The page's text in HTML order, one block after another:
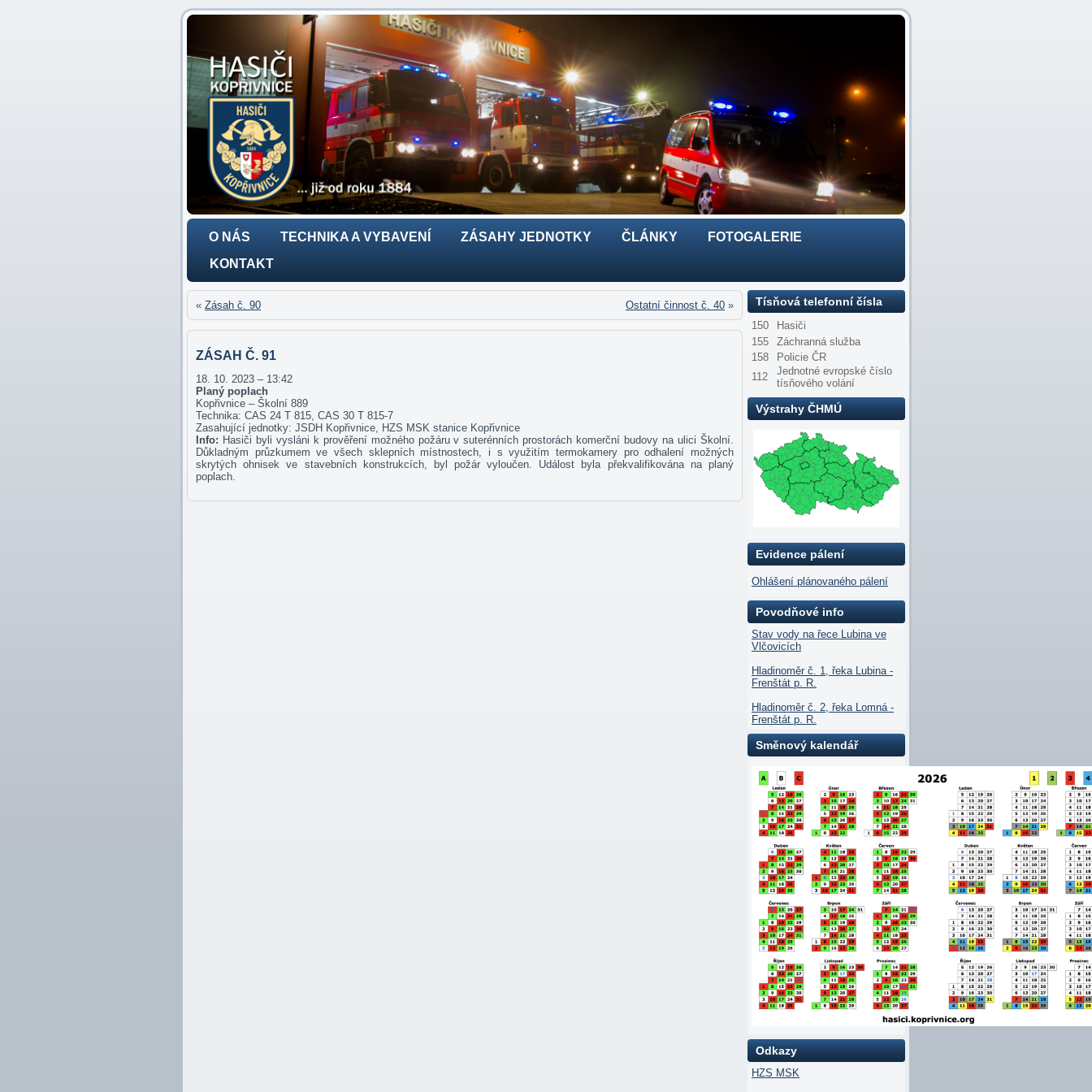
O NÁS TECHNIKA A VYBAVENÍ ZÁSAHY JEDNOTKY ČLÁNKY
FOTOGALERIE
KONTAKT
« Zásah č. 90 Ostatní činnost č. 40 »
ZÁSAH Č. 91
18. 10. 2023 – 13:42
Planý poplach
Kopřivnice – Školní 889
Technika: CAS 24 T 815, CAS 30 T 815-7
Zasahující jednotky: JSDH Kopřivnice, HZS MSK stanice Kopřivnice
Info: Hasiči byli vysláni k prověření možného požáru v suterénních prostorách komerční budovy na ulici Školní.
Důkladným průzkumem ve všech sklepních místnostech, i s využitím termokamery pro odhalení možných
skrytých ohnisek ve stavebních konstrukcích, byl požár vyloučen. Událost byla překvalifikována na planý
poplach.
Tísňová telefonní čísla
150
Hasiči
155
Záchranná služba
158
Policie ČR
112
Jednotné evropské číslo
tísňového volání
Výstrahy ČHMÚ
Evidence pálení
Ohlášení plánovaného pálení
Povodňové info
Stav vody na řece Lubina ve
Vlčovicích
Hladinoměr č. 1, řeka Lubina -
Frenštát p. R.
Hladinoměr č. 2, řeka Lomná -
Frenštát p. R.
Směnový kalendář
Odkazy
HZS MSK